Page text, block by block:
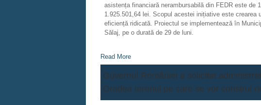
asistența financiară nerambursabilă din FEDR este de
1.925.501,64 lei. Scopul acestei inițiative este
eficiență ridicată. Proiectul se implementează în
Sălaj, pe o durată de 29 de luni.
Read More
Guvernul României a solicitat
Oradea terenul pe care se vor construi